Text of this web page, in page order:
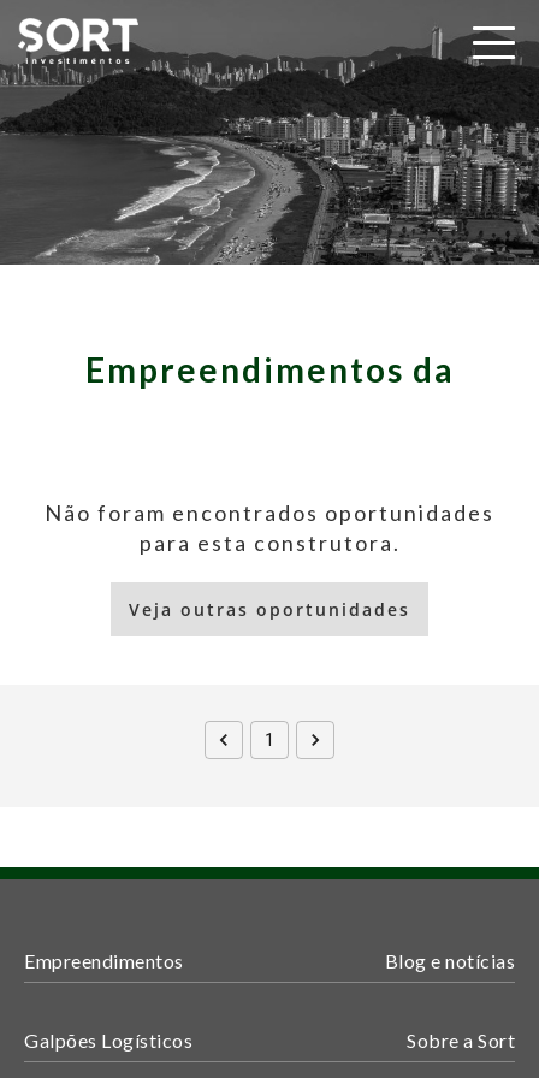
Empreendimentos da
Não foram encontrados oportunidades
para esta construtora.
Veja outras oportunidades
1
Empreendimentos Blog e notícias
Galpões Logísticos Sobre a Sort